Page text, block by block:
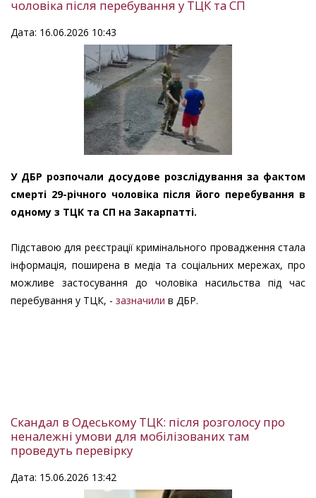
чоловіка після перебування у ТЦК та СП
Дата: 16.06.2026 10:43
У ДБР розпочали досудове розслідування за фактом
смерті 29-річного чоловіка після його перебування в
одному з ТЦК та СП на Закарпатті.
Підставою для реєстрації кримінального провадження стала
інформація, поширена в медіа та соціальних мережах, про
можливе застосування до чоловіка насильства під час
перебування у ТЦК, - зазначили в ДБР.
Скандал в Одеському ТЦК: після розголосу про
неналежні умови для мобілізованих там
проведуть перевірку
Дата: 15.06.2026 13:42